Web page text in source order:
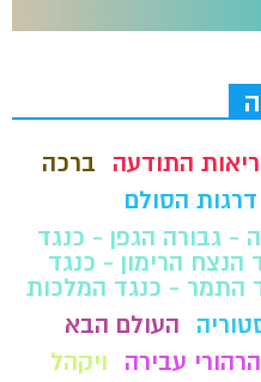
התודעה
ברכה
הסולם
גבורה הגפן - כנגד
הרימון - כנגד
התמר - כנגד המלכות
העולם הבא
הרהורי עבירה
ויקהל